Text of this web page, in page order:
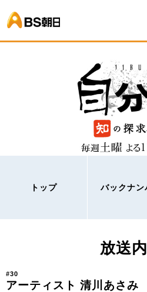
トップ バックナン
放送
#30
アーティスト 清川あさみ